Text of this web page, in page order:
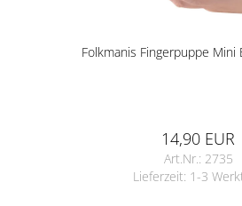
Folkmanis Fingerpuppe Mini
14,90 EUR
Art.Nr.: 2735
Lieferzeit: 1-3